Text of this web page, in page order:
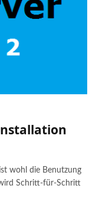
wohl die Benutzung
Schritt-für-Schritt